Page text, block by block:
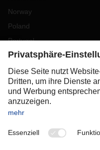
Norway
Poland
Portugal
Romania
Slovakia
Spain
Sweden
Switzerland